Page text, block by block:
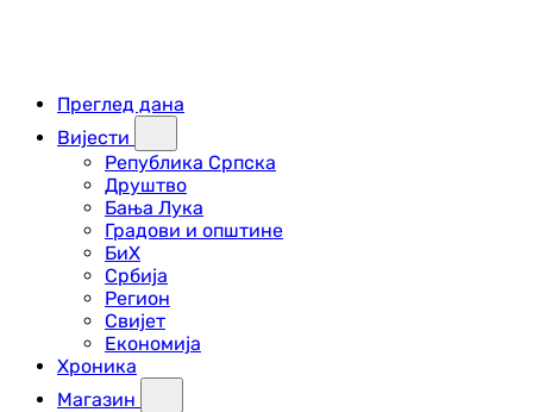
Преглед дана
Вијести
Република Српска
Друштво
Бања Лука
Градови и општине
БиХ
Србија
Регион
Свијет
Економија
Хроника
Магазин